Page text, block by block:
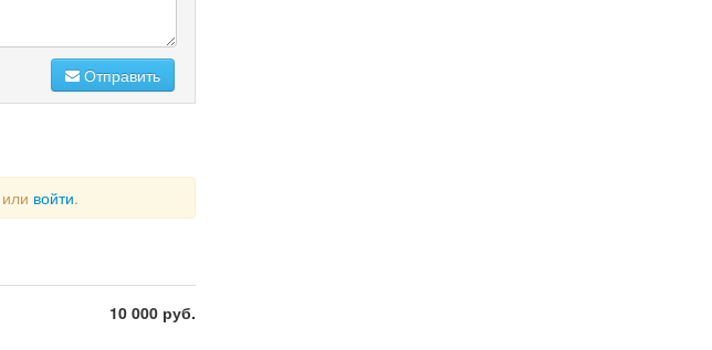
Отправить
или войти.
10 000 руб.